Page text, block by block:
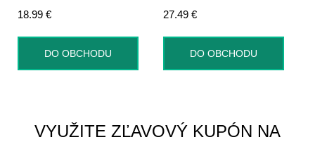
18.99 €
DO OBCHODU
27.49 €
DO OBCHODU
VYUŽITE ZĽAVOVÝ KUPÓN NA